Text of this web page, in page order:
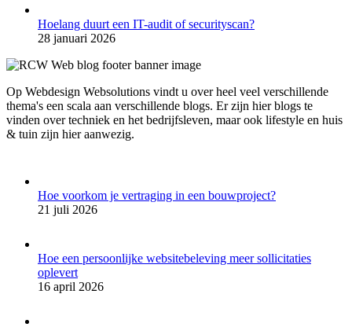
Hoelang duurt een IT-audit of securityscan?
28 januari 2026
Op Webdesign Websolutions vindt u over heel veel verschillende
thema's een scala aan verschillende blogs. Er zijn hier blogs te
vinden over techniek en het bedrijfsleven, maar ook lifestyle en huis
& tuin zijn hier aanwezig.
Hoe voorkom je vertraging in een bouwproject?
21 juli 2026
Hoe een persoonlijke websitebeleving meer sollicitaties
oplevert
16 april 2026